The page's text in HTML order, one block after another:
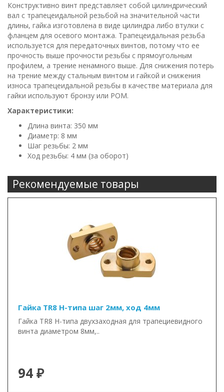
Конструктивно винт представляет собой цилиндрический
вал с трапецеидальной резьбой на значительной части
длины, гайка изготовлена в виде цилиндра либо втулки с
фланцем для осевого монтажа. Трапецеидальная резьба
используется для передаточных винтов, потому что ее
прочность выше прочности резьбы с прямоугольным
профилем, а трение ненамного выше. Для снижения потерь
на трение между стальным винтом и гайкой и снижения
износа трапецеидальной резьбы в качестве материала для
гайки используют бронзу или POM.
Характеристики:
Длина винта: 350 мм
Диаметр: 8 мм
Шаг резьбы: 2 мм
Ход резьбы: 4 мм (за оборот)
Рекомендуемые товары
Гайка TR8 Н-типа шаг 2мм, ход 4мм
Гайка TR8 Н-типа двухзаходная для трапециевидного
винта диаметром 8мм,..
94 ₽